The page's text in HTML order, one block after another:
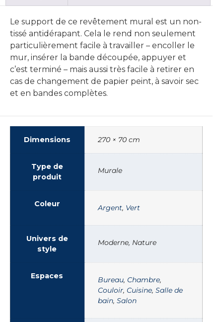
Le support de ce revêtement mural est un non-
tissé antidérapant. Cela le rend non seulement
particulièrement facile à travailler – encoller le
mur, insérer la bande découpée, appuyer et
c’est terminé – mais aussi très facile à retirer en
cas de changement de papier peint, à savoir sec
et en bandes complètes.
Dimensions 270 × 70 cm
Type de
produit
Murale
Coleur Argent, Vert
Univers de
style
Moderne, Nature
Espaces Bureau, Chambre,
Couloir, Cuisine, Salle de
bain, Salon